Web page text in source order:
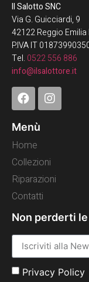
Il Salotto SNC
Via G. Guicciardi, 9
42122 Reggio Emilia
P.IVA IT
Tel. 0522 556 886
info@ilsalottore.it
Menù
Home
Collezioni
Riparazioni
Contatti
Non perderti
Privacy Policy